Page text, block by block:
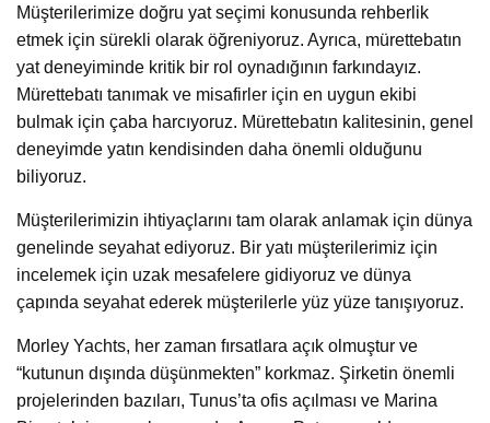
Müşterilerimize doğru yat seçimi konusunda rehberlik
etmek için sürekli olarak öğreniyoruz. Ayrıca, mürettebatın
yat deneyiminde kritik bir rol oynadığının farkındayız.
Mürettebatı tanımak ve misafirler için en uygun ekibi
bulmak için çaba harcıyoruz. Mürettebatın kalitesinin, genel
deneyimde yatın kendisinden daha önemli olduğunu
biliyoruz.
Müşterilerimizin ihtiyaçlarını tam olarak anlamak için dünya
genelinde seyahat ediyoruz. Bir yatı müşterilerimiz için
incelemek için uzak mesafelere gidiyoruz ve dünya
çapında seyahat ederek müşterilerle yüz yüze tanışıyoruz.
Morley Yachts, her zaman fırsatlara açık olmuştur ve
“kutunun dışında düşünmekten” korkmaz. Şirketin önemli
projelerinden bazıları, Tunus’ta ofis açılması ve Marina